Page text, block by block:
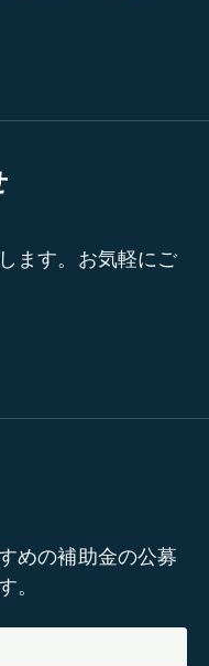
ます。お気軽にご
めの補助金の公募
。